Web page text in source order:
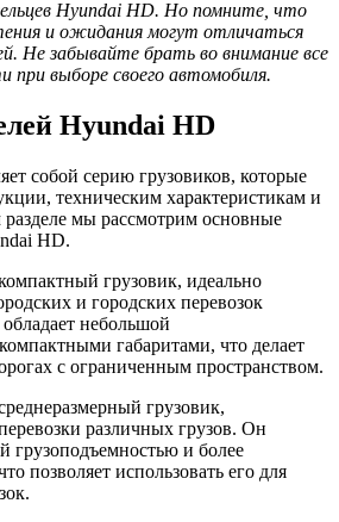
Hyundai HD. Но помните, что
и ожидания могут отличаться
Не забывайте брать во внимание все
при выборе своего автомобиля.
Hyundai HD
собой серию грузовиков, которые
техническим характеристикам и
мы рассмотрим основные
HD.
грузовик, идеально
и городских перевозок
небольшой
габаритами, что делает
с ограниченным пространством.
грузовик,
различных грузов. Он
грузоподъемностью и более
позволяет использовать его для